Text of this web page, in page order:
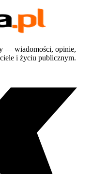
— wiadomości, opinie,
i życiu publicznym.